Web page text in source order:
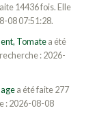
14436 fois. Elle
08 07:51:28.
Tomatea été
: 2026-
a été faite 277
: 2026-08-08